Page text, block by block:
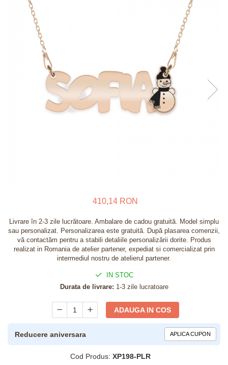
Bijuterii pentru barbati
Bijuterii din argint placate cu aur
410,14 RON
Livrare în 2-3 zile lucrătoare. Ambalare de cadou gratuită. Model simplu
sau personalizat. Personalizarea este gratuită. După plasarea comenzii,
vă contactăm pentru a stabili detaliile personalizării dorite. Produs
realizat in Romania de atelier partener, expediat si comercializat prin
intermediul nostru de atelierul partener.
IN STOC
Durata de livrare: 1-3 zile lucratoare
ADAUGA IN COS
Reducere aniversara APLICA CUPON
Cod Produs: XP198-PLR